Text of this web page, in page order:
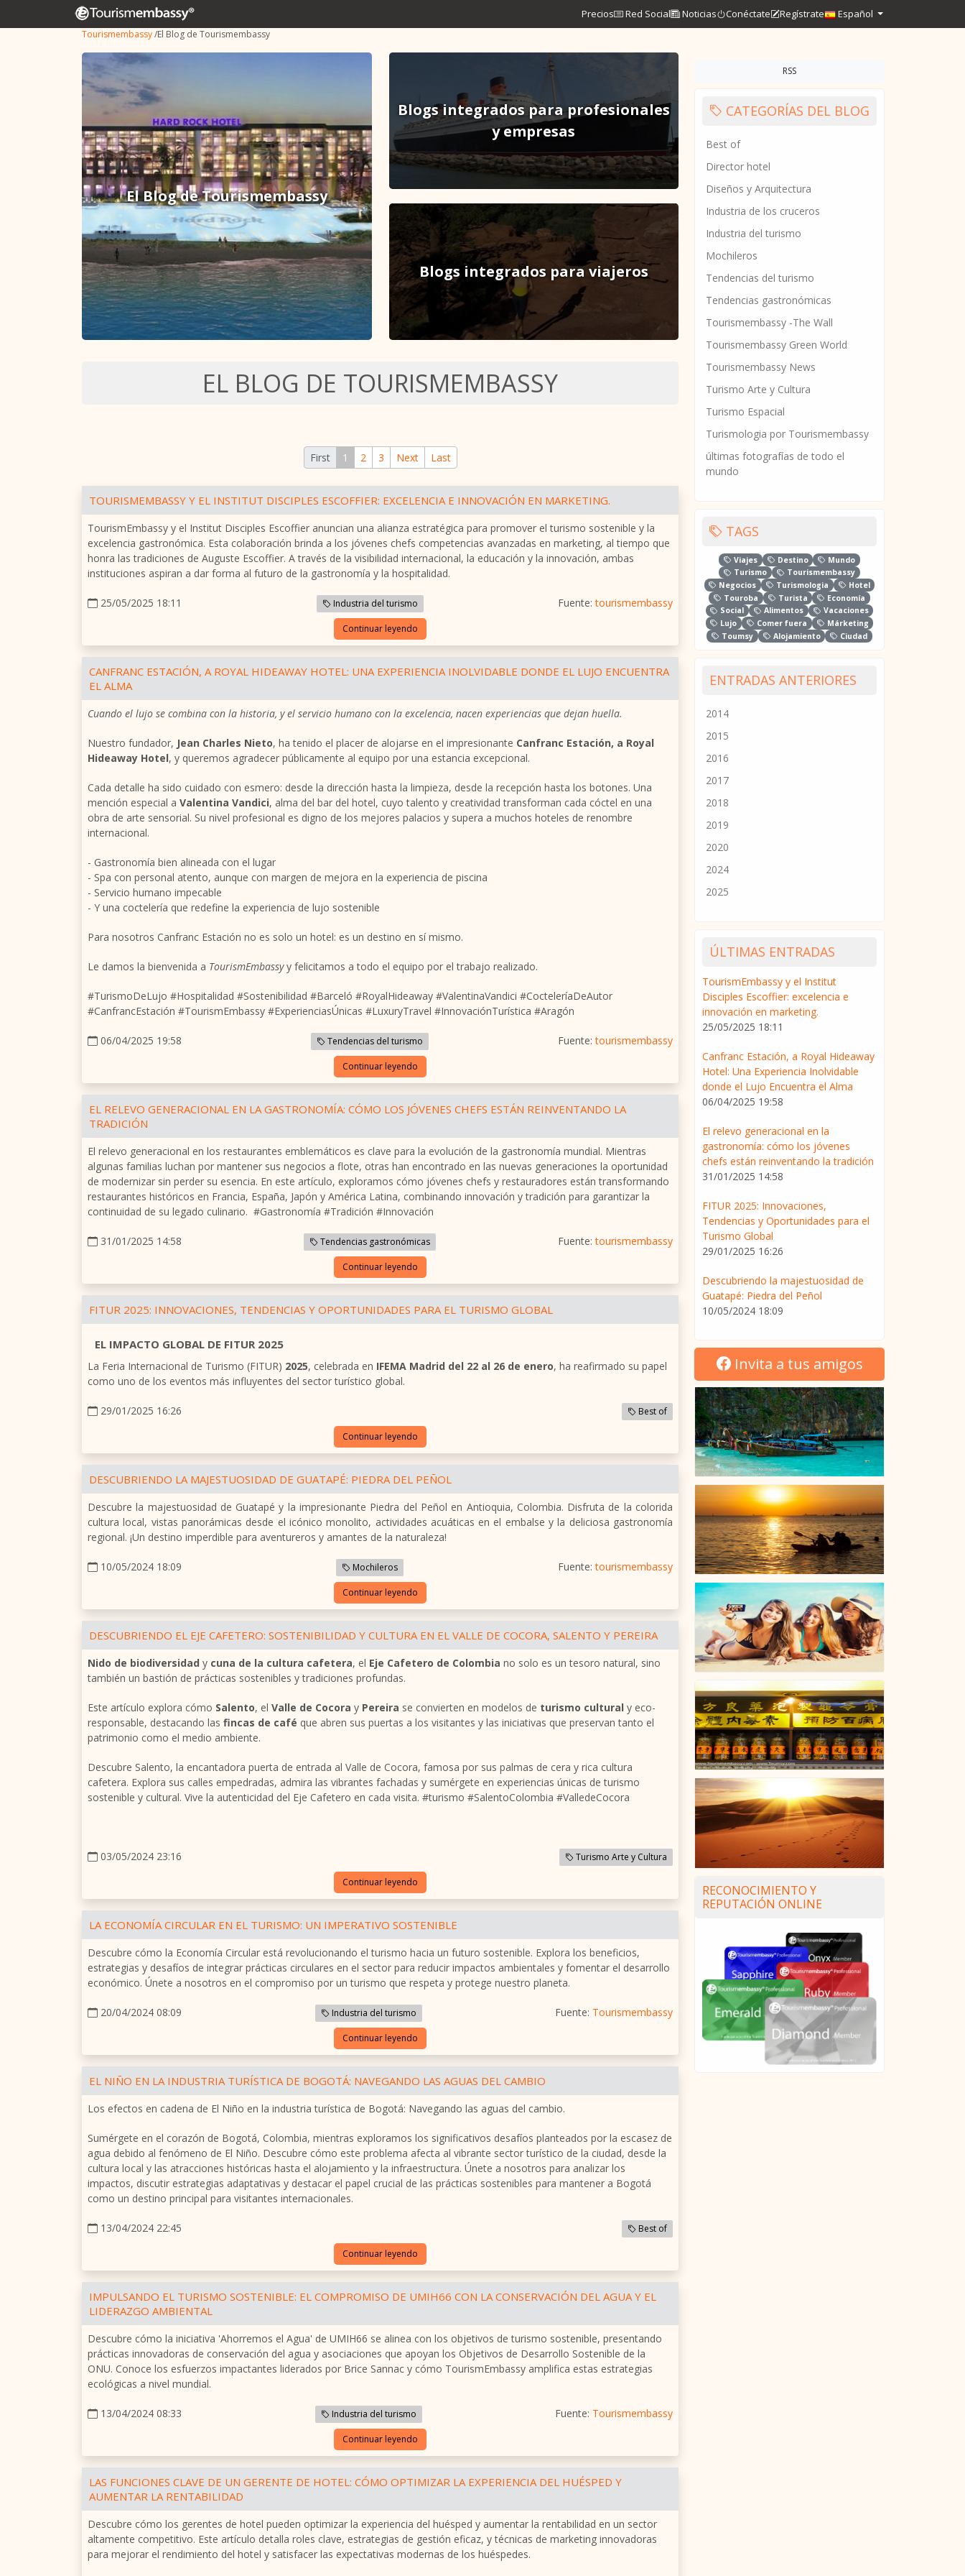
Precios Red Social Noticias Conéctate Regístrate Español
Tourismembassy/El Blog de Tourismembassy
El Blog de Tourismembassy
Blogs integrados para profesionales
y empresas
Blogs integrados para viajeros
EL BLOG DE TOURISMEMBASSY
First 1 2 3 Next Last
TOURISMEMBASSY Y EL INSTITUT DISCIPLES ESCOFFIER: EXCELENCIA E INNOVACIÓN EN MARKETING.
TourismEmbassy y el Institut Disciples Escoffier anuncian una alianza estratégica para promover el turismo sostenible y la
excelencia gastronómica. Esta colaboración brinda a los jóvenes chefs competencias avanzadas en marketing, al tiempo que
honra las tradiciones de Auguste Escoffier. A través de la visibilidad internacional, la educación y la innovación, ambas
instituciones aspiran a dar forma al futuro de la gastronomía y la hospitalidad.
25/05/2025 18:11 Industria del turismo Fuente:tourismembassy
Continuar leyendo
CANFRANC ESTACIÓN, A ROYAL HIDEAWAY HOTEL: UNA EXPERIENCIA INOLVIDABLE DONDE EL LUJO ENCUENTRA
EL ALMA
Cuando el lujo se combina con la historia, y el servicio humano con la excelencia, nacen experiencias que dejan huella.
Nuestro fundador, Jean Charles Nieto, ha tenido el placer de alojarse en el impresionante Canfranc Estación, a Royal
Hideaway Hotel, y queremos agradecer públicamente al equipo por una estancia excepcional.
Cada detalle ha sido cuidado con esmero: desde la dirección hasta la limpieza, desde la recepción hasta los botones. Una
mención especial a Valentina Vandici, alma del bar del hotel, cuyo talento y creatividad transforman cada cóctel en una
obra de arte sensorial. Su nivel profesional es digno de los mejores palacios y supera a muchos hoteles de renombre
internacional.
- Gastronomía bien alineada con el lugar
- Spa con personal atento, aunque con margen de mejora en la experiencia de piscina
- Servicio humano impecable
- Y una coctelería que redefine la experiencia de lujo sostenible
Para nosotros Canfranc Estación no es solo un hotel: es un destino en sí mismo.
Le damos la bienvenida a TourismEmbassyy felicitamos a todo el equipo por el trabajo realizado.
#TurismoDeLujo #Hospitalidad #Sostenibilidad #Barceló #RoyalHideaway #ValentinaVandici #CocteleríaDeAutor
#CanfrancEstación #TourismEmbassy #ExperienciasÚnicas #LuxuryTravel #InnovaciónTurística #Aragón
06/04/2025 19:58 Tendencias del turismo Fuente:tourismembassy
Continuar leyendo
EL RELEVO GENERACIONAL EN LA GASTRONOMÍA: CÓMO LOS JÓVENES CHEFS ESTÁN REINVENTANDO LA
TRADICIÓN
El relevo generacional en los restaurantes emblemáticos es clave para la evolución de la gastronomía mundial. Mientras
algunas familias luchan por mantener sus negocios a flote, otras han encontrado en las nuevas generaciones la oportunidad
de modernizar sin perder su esencia. En este artículo, exploramos cómo jóvenes chefs y restauradores están transformando
restaurantes históricos en Francia, España, Japón y América Latina, combinando innovación y tradición para garantizar la
continuidad de su legado culinario. #Gastronomía #Tradición #Innovación
31/01/2025 14:58 Tendencias gastronómicas Fuente:tourismembassy
Continuar leyendo
FITUR 2025: INNOVACIONES, TENDENCIAS Y OPORTUNIDADES PARA EL TURISMO GLOBAL
EL IMPACTO GLOBAL DE FITUR 2025
La Feria Internacional de Turismo (FITUR) 2025, celebrada en IFEMA Madrid del 22 al 26 de enero, ha reafirmado su papel
como uno de los eventos más influyentes del sector turístico global.
29/01/2025 16:26 Best of
Continuar leyendo
DESCUBRIENDO LA MAJESTUOSIDAD DE GUATAPÉ: PIEDRA DEL PEÑOL
Descubre la majestuosidad de Guatapé y la impresionante Piedra del Peñol en Antioquia, Colombia. Disfruta de la colorida
cultura local, vistas panorámicas desde el icónico monolito, actividades acuáticas en el embalse y la deliciosa gastronomía
regional. ¡Un destino imperdible para aventureros y amantes de la naturaleza!
10/05/2024 18:09 Mochileros Fuente:tourismembassy
Continuar leyendo
DESCUBRIENDO EL EJE CAFETERO: SOSTENIBILIDAD Y CULTURA EN EL VALLE DE COCORA, SALENTO Y PEREIRA
Nido de biodiversidad y cuna de la cultura cafetera, el Eje Cafetero de Colombia no solo es un tesoro natural, sino
también un bastión de prácticas sostenibles y tradiciones profundas.
Este artículo explora cómo Salento, el Valle de Cocora y Pereira se convierten en modelos de turismo cultural y eco-
responsable, destacando las fincas de café que abren sus puertas a los visitantes y las iniciativas que preservan tanto el
patrimonio como el medio ambiente.
Descubre Salento, la encantadora puerta de entrada al Valle de Cocora, famosa por sus palmas de cera y rica cultura
cafetera. Explora sus calles empedradas, admira las vibrantes fachadas y sumérgete en experiencias únicas de turismo
sostenible y cultural. Vive la autenticidad del Eje Cafetero en cada visita. #turismo #SalentoColombia #ValledeCocora
03/05/2024 23:16 Turismo Arte y Cultura
Continuar leyendo
LA ECONOMÍA CIRCULAR EN EL TURISMO: UN IMPERATIVO SOSTENIBLE
Descubre cómo la Economía Circular está revolucionando el turismo hacia un futuro sostenible. Explora los beneficios,
estrategias y desafíos de integrar prácticas circulares en el sector para reducir impactos ambientales y fomentar el desarrollo
económico. Únete a nosotros en el compromiso por un turismo que respeta y protege nuestro planeta.
20/04/2024 08:09 Industria del turismo Fuente: Tourismembassy
Continuar leyendo
EL NIÑO EN LA INDUSTRIA TURÍSTICA DE BOGOTÁ: NAVEGANDO LAS AGUAS DEL CAMBIO
Los efectos en cadena de El Niño en la industria turística de Bogotá: Navegando las aguas del cambio.
Sumérgete en el corazón de Bogotá, Colombia, mientras exploramos los significativos desafíos planteados por la escasez de
agua debido al fenómeno de El Niño. Descubre cómo este problema afecta al vibrante sector turístico de la ciudad, desde la
cultura local y las atracciones históricas hasta el alojamiento y la infraestructura. Únete a nosotros para analizar los
impactos, discutir estrategias adaptativas y destacar el papel crucial de las prácticas sostenibles para mantener a Bogotá
como un destino principal para visitantes internacionales.
13/04/2024 22:45 Best of
Continuar leyendo
IMPULSANDO EL TURISMO SOSTENIBLE: EL COMPROMISO DE UMIH66 CON LA CONSERVACIÓN DEL AGUA Y EL
LIDERAZGO AMBIENTAL
Descubre cómo la iniciativa 'Ahorremos el Agua' de UMIH66 se alinea con los objetivos de turismo sostenible, presentando
prácticas innovadoras de conservación del agua y asociaciones que apoyan los Objetivos de Desarrollo Sostenible de la
ONU. Conoce los esfuerzos impactantes liderados por Brice Sannac y cómo TourismEmbassy amplifica estas estrategias
ecológicas a nivel mundial.
13/04/2024 08:33 Industria del turismo Fuente: Tourismembassy
Continuar leyendo
LAS FUNCIONES CLAVE DE UN GERENTE DE HOTEL: CÓMO OPTIMIZAR LA EXPERIENCIA DEL HUÉSPED Y
AUMENTAR LA RENTABILIDAD
Descubre cómo los gerentes de hotel pueden optimizar la experiencia del huésped y aumentar la rentabilidad en un sector
altamente competitivo. Este artículo detalla roles clave, estrategias de gestión eficaz, y técnicas de marketing innovadoras
para mejorar el rendimiento del hotel y satisfacer las expectativas modernas de los huéspedes.
RSS
CATEGORÍAS DEL BLOG
Best of
Director hotel
Diseños y Arquitectura
Industria de los cruceros
Industria del turismo
Mochileros
Tendencias del turismo
Tendencias gastronómicas
Tourismembassy -The Wall
Tourismembassy Green World
Tourismembassy News
Turismo Arte y Cultura
Turismo Espacial
Turismologia por Tourismembassy
últimas fotografías de todo el
mundo
TAGS
Viajes Destino
Mundo
Turismo
Tourismembassy
Negocios
Turismologia
Hotel
Touroba
Turista
Economía
Social
Alimentos
Vacaciones
Lujo
Comer fuera
Márketing
Toumsy
Alojamiento Ciudad
ENTRADAS ANTERIORES
2014
2015
2016
2017
2018
2019
2020
2024
2025
ÚLTIMAS ENTRADAS
TourismEmbassy y el Institut
Disciples Escoffier: excelencia e
innovación en marketing.
25/05/2025 18:11
Canfranc Estación, a Royal Hideaway
Hotel: Una Experiencia Inolvidable
donde el Lujo Encuentra el Alma
06/04/2025 19:58
El relevo generacional en la
gastronomía: cómo los jóvenes
chefs están reinventando la tradición
31/01/2025 14:58
FITUR 2025: Innovaciones,
Tendencias y Oportunidades para el
Turismo Global
29/01/2025 16:26
Descubriendo la majestuosidad de
Guatapé: Piedra del Peñol
10/05/2024 18:09
Invita a tus amigos
RECONOCIMIENTO Y
REPUTACIÓN ONLINE